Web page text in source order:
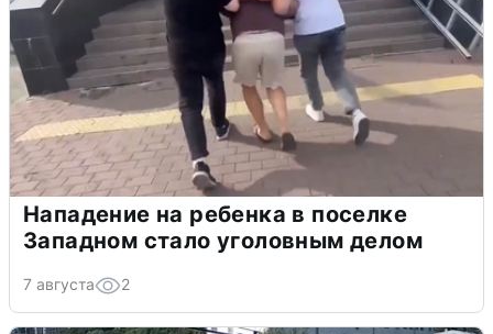
Нападение на ребенка в поселке
Западном стало уголовным делом
7 августа 2